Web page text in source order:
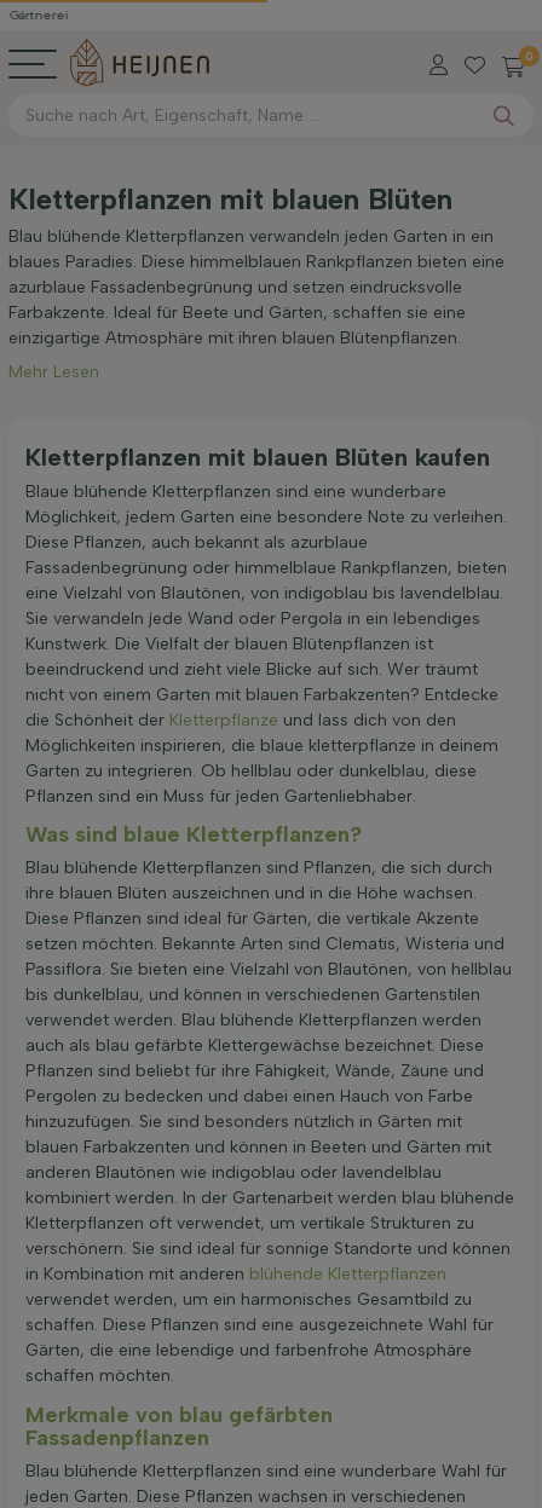
0
Kletterpflanzen mit blauen Blüten
Blau blühende Kletterpflanzen verwandeln jeden Garten in ein
blaues Paradies. Diese himmelblauen Rankpflanzen bieten eine
azurblaue Fassadenbegrünung und setzen eindrucksvolle
Farbakzente. Ideal für Beete und Gärten, schaffen sie eine
einzigartige Atmosphäre mit ihren blauen Blütenpflanzen.
Mehr Lesen
Kletterpflanzen mit blauen Blüten kaufen
Blaue blühende Kletterpflanzen sind eine wunderbare
Möglichkeit, jedem Garten eine besondere Note zu verleihen.
Diese Pflanzen, auch bekannt als azurblaue
Fassadenbegrünung oder himmelblaue Rankpflanzen, bieten
eine Vielzahl von Blautönen, von indigoblau bis lavendelblau.
Sie verwandeln jede Wand oder Pergola in ein lebendiges
Kunstwerk. Die Vielfalt der blauen Blütenpflanzen ist
beeindruckend und zieht viele Blicke auf sich. Wer träumt
nicht von einem Garten mit blauen Farbakzenten? Entdecke
die Schönheit der Kletterpflanze und lass dich von den
Möglichkeiten inspirieren, die blaue kletterpflanze in deinem
Garten zu integrieren. Ob hellblau oder dunkelblau, diese
Pflanzen sind ein Muss für jeden Gartenliebhaber.
Was sind blaue Kletterpflanzen?
Blau blühende Kletterpflanzen sind Pflanzen, die sich durch
ihre blauen Blüten auszeichnen und in die Höhe wachsen.
Diese Pflanzen sind ideal für Gärten, die vertikale Akzente
setzen möchten. Bekannte Arten sind Clematis, Wisteria und
Passiflora. Sie bieten eine Vielzahl von Blautönen, von hellblau
bis dunkelblau, und können in verschiedenen Gartenstilen
verwendet werden. Blau blühende Kletterpflanzen werden
auch als blau gefärbte Klettergewächse bezeichnet. Diese
Pflanzen sind beliebt für ihre Fähigkeit, Wände, Zäune und
Pergolen zu bedecken und dabei einen Hauch von Farbe
hinzuzufügen. Sie sind besonders nützlich in Gärten mit
blauen Farbakzenten und können in Beeten und Gärten mit
anderen Blautönen wie indigoblau oder lavendelblau
kombiniert werden. In der Gartenarbeit werden blau blühende
Kletterpflanzen oft verwendet, um vertikale Strukturen zu
verschönern. Sie sind ideal für sonnige Standorte und können
in Kombination mit anderen blühende Kletterpflanzen
verwendet werden, um ein harmonisches Gesamtbild zu
schaffen. Diese Pflanzen sind eine ausgezeichnete Wahl für
Gärten, die eine lebendige und farbenfrohe Atmosphäre
schaffen möchten.
Merkmale von blau gefärbten
Fassadenpflanzen
Blau blühende Kletterpflanzen sind eine wunderbare Wahl für
jeden Garten. Diese Pflanzen wachsen in verschiedenen